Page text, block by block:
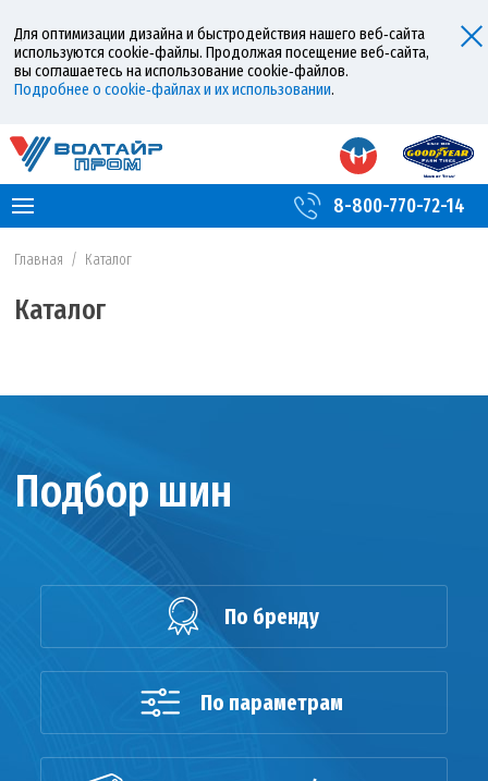
Для оптимизации дизайна и быстродействия нашего веб‑сайта
используются cookie‑файлы. Продолжая посещение веб‑сайта,
вы соглашаетесь на использование cookie‑файлов.
Подробнее о cookie‑файлах и их использовании.
8-800-770-72-14
Главная / Каталог
Каталог
Подбор шин
По бренду
По параметрам